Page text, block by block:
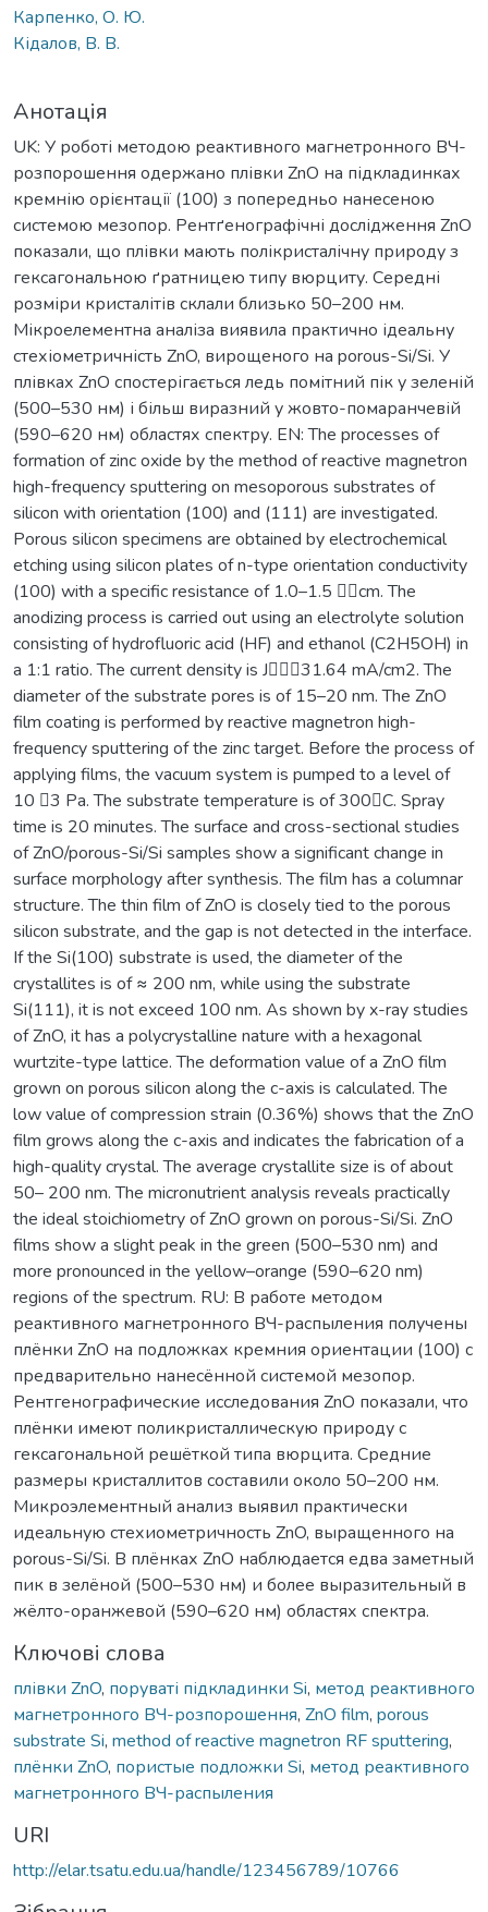
Карпенко, О. Ю.
Кідалов, В. В.
Анотація
UK: У роботі методою реактивного магнетронного ВЧ-
розпорошення одержано плівки ZnO на підкладинках
кремнію орієнтації (100) з попередньо нанесеною
системою мезопор. Рентґенографічні дослідження ZnO
показали, що плівки мають полікристалічну природу з
гексагональною ґратницею типу вюрциту. Середні
розміри кристалітів склали близько 50–200 нм.
Мікроелементна аналіза виявила практично ідеальну
стехіометричність ZnO, вирощеного на porous-Si/Si. У
плівках ZnO спостерігається ледь помітний пік у зеленій
(500–530 нм) і більш виразний у жовто-помаранчевій
(590–620 нм) областях спектру. EN: The processes of
formation of zinc oxide by the method of reactive magnetron
high-frequency sputtering on mesoporous substrates of
silicon with orientation (100) and (111) are investigated.
Porous silicon specimens are obtained by electrochemical
etching using silicon plates of n-type orientation conductivity
(100) with a specific resistance of 1.0–1.5 cm. The
anodizing process is carried out using an electrolyte solution
consisting of hydrofluoric acid (HF) and ethanol (C2H5OH) in
a 1:1 ratio. The current density is J31.64 mA/cm2. The
diameter of the substrate pores is of 15–20 nm. The ZnO
film coating is performed by reactive magnetron high-
frequency sputtering of the zinc target. Before the process of
applying films, the vacuum system is pumped to a level of
10 3 Pa. The substrate temperature is of 300C. Spray
time is 20 minutes. The surface and cross-sectional studies
of ZnO/porous-Si/Si samples show a significant change in
surface morphology after synthesis. The film has a columnar
structure. The thin film of ZnO is closely tied to the porous
silicon substrate, and the gap is not detected in the interface.
If the Si(100) substrate is used, the diameter of the
crystallites is of ≈ 200 nm, while using the substrate
Si(111), it is not exceed 100 nm. As shown by x-ray studies
of ZnO, it has a polycrystalline nature with a hexagonal
wurtzite-type lattice. The deformation value of a ZnO film
grown on porous silicon along the c-axis is calculated. The
low value of compression strain (0.36%) shows that the ZnO
film grows along the c-axis and indicates the fabrication of a
high-quality crystal. The average crystallite size is of about
50– 200 nm. The micronutrient analysis reveals practically
the ideal stoichiometry of ZnO grown on porous-Si/Si. ZnO
films show a slight peak in the green (500–530 nm) and
more pronounced in the yellow–orange (590–620 nm)
regions of the spectrum. RU: В работе методом
реактивного магнетронного ВЧ-распыления получены
плёнки ZnO на подложках кремния ориентации (100) с
предварительно нанесённой системой мезопор.
Рентгенографические исследования ZnO показали, что
плёнки имеют поликристаллическую природу с
гексагональной решёткой типа вюрцита. Средние
размеры кристаллитов составили около 50–200 нм.
Микроэлементный анализ выявил практически
идеальную стехиометричность ZnO, выращенного на
porous-Si/Si. В плёнках ZnO наблюдается едва заметный
пик в зелёной (500–530 нм) и более выразительный в
жёлто-оранжевой (590–620 нм) областях спектра.
Ключові слова
плівки ZnO, поруваті підкладинки Si, метод реактивного
магнетронного ВЧ-розпорошення, ZnO film, porous
substrate Si, method of reactive magnetron RF sputtering,
плёнки ZnO, пористые подложки Si, метод реактивного
магнетронного ВЧ-распыления
URI
http://elar.tsatu.edu.ua/handle/123456789/10766